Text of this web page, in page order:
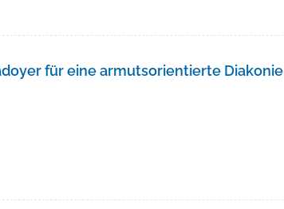
für eine armutsorientierte Diakonie